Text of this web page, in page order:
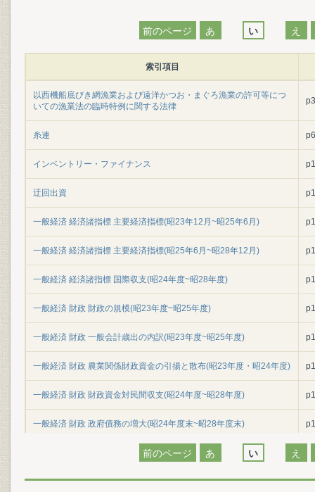
前のページ あ い え
索引項目
以西機船底びき網漁業および遠洋かつお・まぐろ漁業の許可等につ
いての漁業法の臨時特例に関する法律
糸連
インベントリー・ファイナンス
迂回出資
一般経済 経済諸指標 主要経済指標(昭23年12月~昭25年6月)
一般経済 経済諸指標 主要経済指標(昭25年6月~昭28年12月)
一般経済 経済諸指標 国際収支(昭24年度~昭28年度)
一般経済 財政 財政の規模(昭23年度~昭25年度)
一般経済 財政 一般会計歳出の内訳(昭23年度~昭25年度)
一般経済 財政 農業関係財政資金の引揚と散布(昭23年度・昭24年度)
一般経済 財政 財政資金対民間収支(昭24年度~昭28年度)
一般経済 財政 政府債務の増大(昭24年度末~昭28年度末)
一般経済 財政 農林漁業に対する財政投融資(昭24年度~昭28年度)
一般経済 財政 食糧管理特別会計の損益(昭21年度~昭28年度)
前のページ あ い え